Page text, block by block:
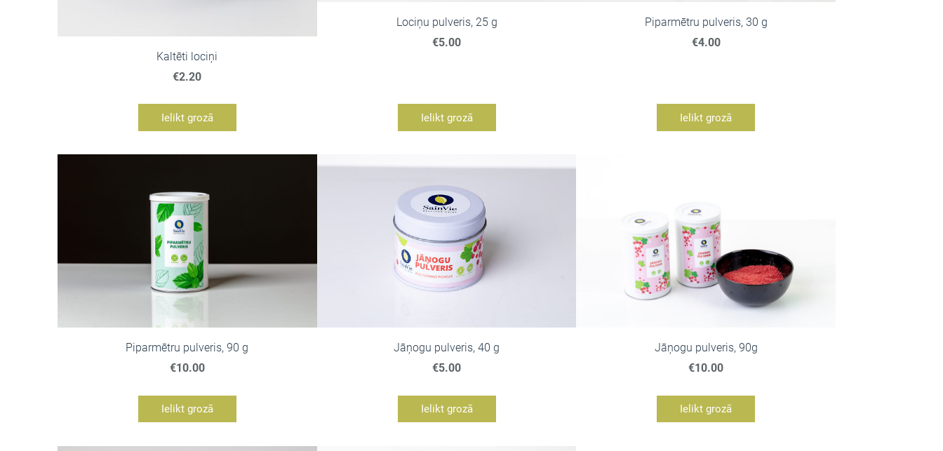
Kaltēti lociņi
€2.20
Ielikt grozā
Lociņu pulveris, 25 g
€5.00
Ielikt grozā
Piparmētru pulveris, 30 g
€4.00
Ielikt grozā
Piparmētru pulveris, 90 g
€10.00
Ielikt grozā
Jāņogu pulveris, 40 g
€5.00
Ielikt grozā
Jāņogu pulveris, 90g
€10.00
Ielikt grozā